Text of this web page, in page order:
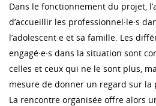
Dans le fonctionnement du projet,
d’accueillir les professionnel·le·s
l’adolescent·e et sa famille. Les
engagé·e·s dans la situation sont
celles et ceux qui ne le sont plus,
mesure de donner un regard sur la
La rencontre organisée offre alors